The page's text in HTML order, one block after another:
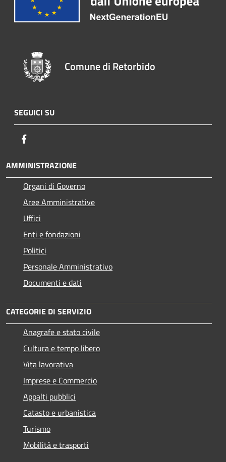
Comune di Retorbido
SEGUICI SU
AMMINISTRAZIONE
Organi di Governo
Aree Amministrative
Uffici
Enti e fondazioni
Politici
Personale Amministrativo
Documenti e dati
CATEGORIE DI SERVIZIO
Anagrafe e stato civile
Cultura e tempo libero
Vita lavorativa
Imprese e Commercio
Appalti pubblici
Catasto e urbanistica
Turismo
Mobilità e trasporti